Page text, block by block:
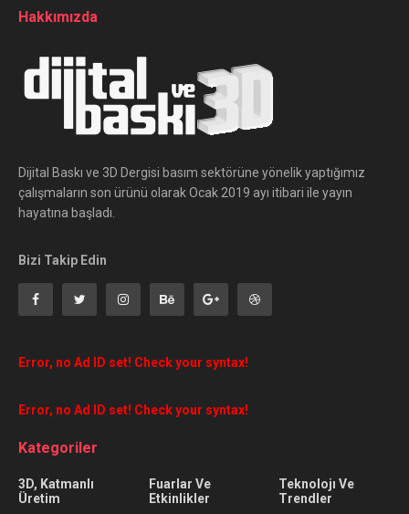
Hakkımızda
Dijital Baskı ve 3D Dergisi basım sektörüne yönelik yaptığımız
çalışmaların son ürünü olarak Ocak 2019 ayı itibari ile yayın
hayatına başladı.
Bizi Takip Edin
Error, no Ad ID set! Check your syntax!
Error, no Ad ID set! Check your syntax!
Kategoriler
3D, Katmanlı
Üretim
Fuarlar Ve
Etkinlikler
Teknolojı Ve
Trendler